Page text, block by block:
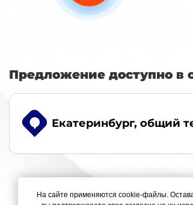
Предложение доступно в
Екатеринбург, общий
На сайте применяются cookie-файлы.